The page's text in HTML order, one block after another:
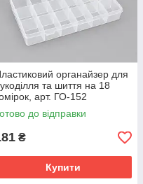
органайзер для
та шиття на 18
арт. ГО-152
до відправки
₴
Купити